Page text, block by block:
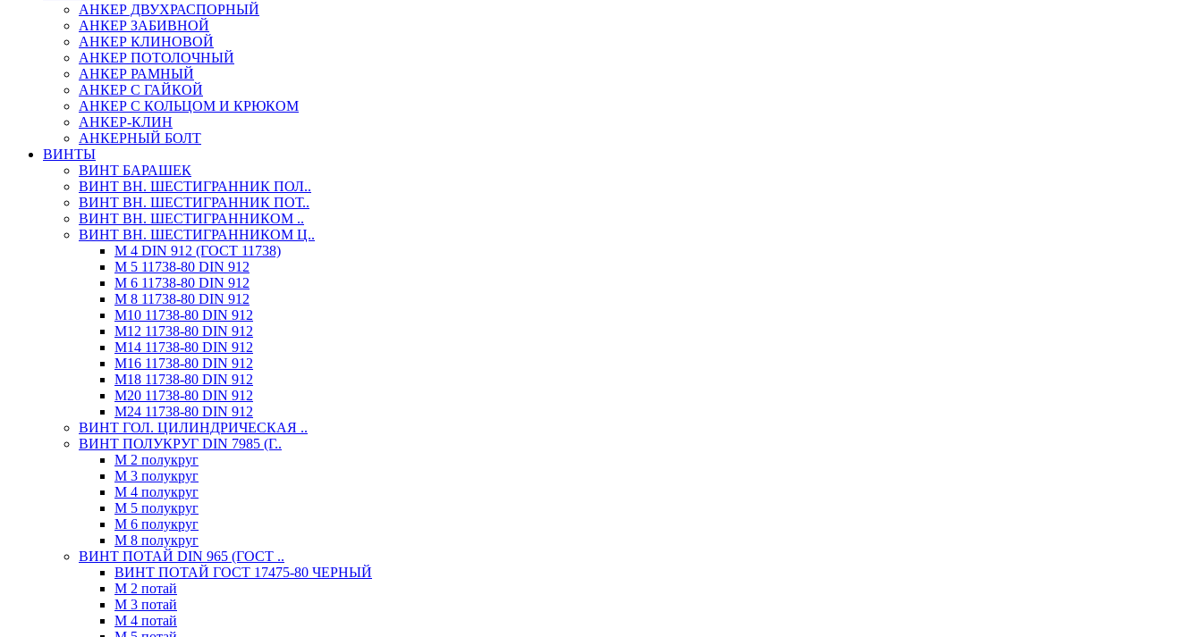
АНКЕР ДВУХРАСПОРНЫЙ
АНКЕР ЗАБИВНОЙ
АНКЕР КЛИНОВОЙ
АНКЕР ПОТОЛОЧНЫЙ
АНКЕР РАМНЫЙ
АНКЕР С ГАЙКОЙ
АНКЕР С КОЛЬЦОМ И КРЮКОМ
АНКЕР-КЛИН
АНКЕРНЫЙ БОЛТ
ВИНТЫ
ВИНТ БАРАШЕК
ВИНТ ВН. ШЕСТИГРАННИК ПОЛ..
ВИНТ ВН. ШЕСТИГРАННИК ПОТ..
ВИНТ ВН. ШЕСТИГРАННИКОМ ..
ВИНТ ВН. ШЕСТИГРАННИКОМ Ц..
М 4 DIN 912 (ГОСТ 11738)
М 5 11738-80 DIN 912
М 6 11738-80 DIN 912
М 8 11738-80 DIN 912
М10 11738-80 DIN 912
М12 11738-80 DIN 912
М14 11738-80 DIN 912
М16 11738-80 DIN 912
М18 11738-80 DIN 912
М20 11738-80 DIN 912
М24 11738-80 DIN 912
ВИНТ ГОЛ. ЦИЛИНДРИЧЕСКАЯ ..
ВИНТ ПОЛУКРУГ DIN 7985 (Г..
М 2 полукруг
М 3 полукруг
М 4 полукруг
М 5 полукруг
М 6 полукруг
М 8 полукруг
ВИНТ ПОТАЙ DIN 965 (ГОСТ ..
ВИНТ ПОТАЙ ГОСТ 17475-80 ЧЕРНЫЙ
М 2 потай
М 3 потай
М 4 потай